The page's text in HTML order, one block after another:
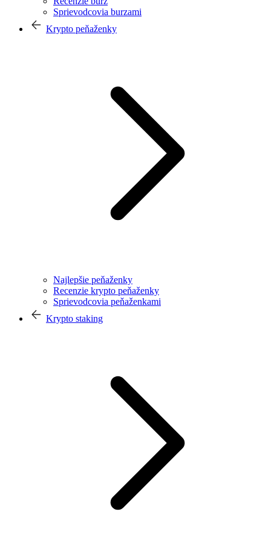
Sprievodcovia burzami
Krypto peňaženky
Najlepšie peňaženky
Recenzie krypto peňaženky
Sprievodcovia peňaženkami
Krypto staking